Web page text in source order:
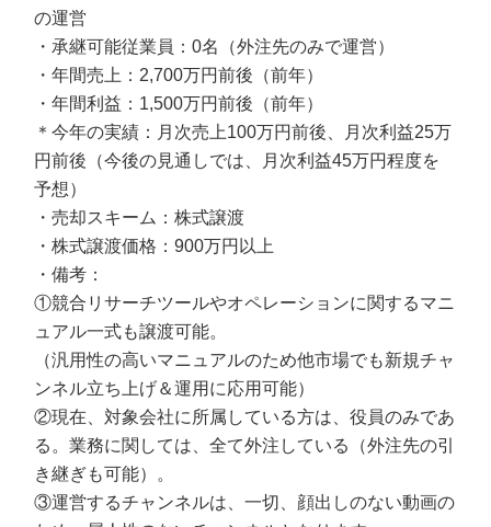
の運営
・承継可能従業員：0名（外注先のみで運営）
・年間売上：2,700万円前後（前年）
・年間利益：1,500万円前後（前年）
＊今年の実績：月次売上100万円前後、月次利益25万
円前後（今後の見通しでは、月次利益45万円程度を
予想）
・売却スキーム：株式譲渡
・株式譲渡価格：900万円以上
・備考：
①競合リサーチツールやオペレーションに関するマニ
ュアル一式も譲渡可能。
（汎用性の高いマニュアルのため他市場でも新規チャ
ンネル立ち上げ＆運用に応用可能）
②現在、対象会社に所属している方は、役員のみであ
る。業務に関しては、全て外注している（外注先の引
き継ぎも可能）。
③運営するチャンネルは、一切、顔出しのない動画の